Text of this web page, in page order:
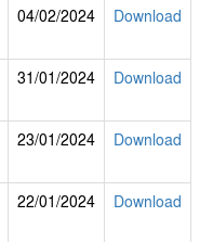
04/02/2024 Download
31/01/2024 Download
23/01/2024 Download
22/01/2024 Download